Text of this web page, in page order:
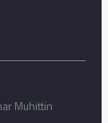
Muhittin